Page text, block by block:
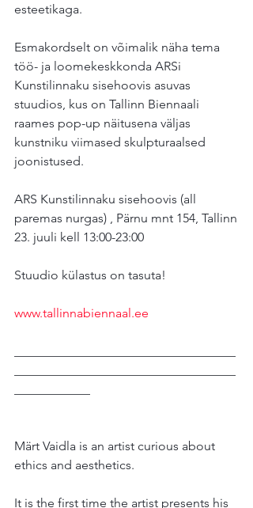
esteetikaga.
Esmakordselt on võimalik näha tema
töö- ja loomekeskkonda ARSi
Kunstilinnaku sisehoovis asuvas
stuudios, kus on Tallinn Biennaali
raames pop-up näitusena väljas
kunstniku viimased skulpturaalsed
joonistused.
ARS Kunstilinnaku sisehoovis (all
paremas nurgas) , Pärnu mnt 154, Tallinn
23. juuli kell 13:00-23:00
Stuudio külastus on tasuta!
www.tallinnabiennaal.ee
Märt Vaidla is an artist curious about
ethics and aesthetics.
It is the first time the artist presents his